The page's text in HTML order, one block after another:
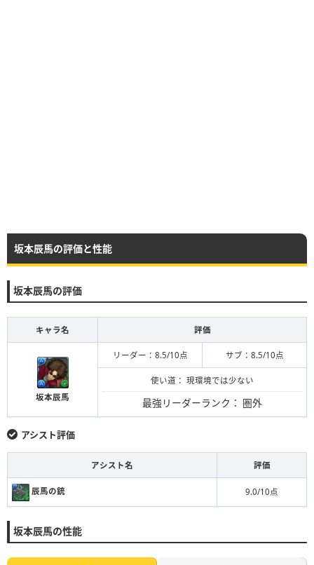
坂本辰馬の評価と性能
坂本辰馬の評価
キャラ名 評価
坂本辰馬
リーダー：8.5/10点 サブ：8.5/10点
使い道： 現環境では少ない
最強リーダーランク： 圏外
アシスト評価
アシスト名 評価
辰馬の銃 9.0/10点
坂本辰馬の性能